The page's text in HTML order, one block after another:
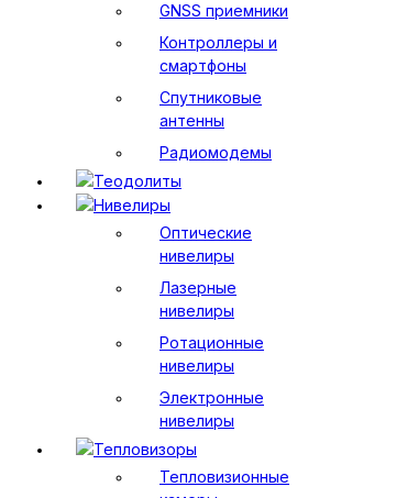
GNSS приемники
Контроллеры и
смартфоны
Спутниковые
антенны
Радиомодемы
Теодолиты
Нивелиры
Оптические
нивелиры
Лазерные
нивелиры
Ротационные
нивелиры
Электронные
нивелиры
Тепловизоры
Тепловизионные